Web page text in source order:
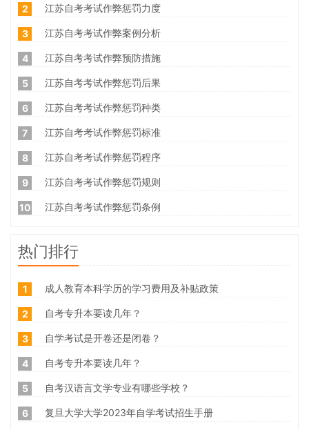
2 江苏自考考试作弊惩罚力度
3 江苏自考考试作弊案例分析
4 江苏自考考试作弊预防措施
5 江苏自考考试作弊惩罚后果
6 江苏自考考试作弊惩罚种类
7 江苏自考考试作弊惩罚标准
8 江苏自考考试作弊惩罚程序
9 江苏自考考试作弊惩罚规则
10 江苏自考考试作弊惩罚条例
热门排行
1 成人教育本科学历的学习费用及补贴政策
2 自考专升本要读几年？
3 自学考试是开卷还是闭卷？
4 自考专升本要读几年？
5 自考汉语言文学专业有哪些学校？
6 复旦大学大学2023年自学考试招生手册